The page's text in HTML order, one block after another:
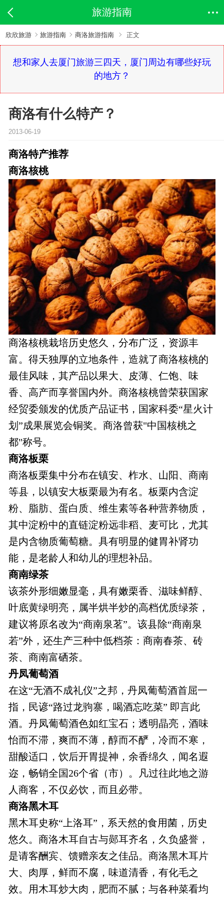
旅游指南
欣欣旅游 旅游指南 商洛旅游指南 正文
想和家人去厦门旅游三四天，厦门周边有哪些好玩
的地方？
商洛有什么特产？
2013-06-19
商洛特产推荐
商洛核桃
商洛核桃栽培历史悠久，分布广泛，资源丰
富。得天独厚的立地条件，造就了商洛核桃的
最佳风味，其产品以果大、皮薄、仁饱、味
香、高产而享誉国内外。商洛核桃曾荣获国家
经贸委颁发的优质产品证书，国家科委“星火计
划”成果展览会铜奖。商洛曾获"中国核桃之
都"称号。
商洛板栗
商洛板栗集中分布在镇安、柞水、山阳、商南
等县，以镇安大板栗最为有名。板栗内含淀
粉、脂肪、蛋白质、维生素等各种营养物质，
其中淀粉中的直链淀粉远非稻、麦可比，尤其
是内含物质葡萄糖。具有明显的健胃补肾功
能，是老龄人和幼儿的理想补品。
商南绿茶
该茶外形细嫩显毫，具有嫩栗香、滋味鲜醇、
叶底黄绿明亮，属半烘半炒的高档优质绿茶，
建议将原名改为“商南泉茗”。该县除“商南泉
若”外，还生产三种中低档茶：商南春茶、砖
茶、商南富硒茶。
丹凤葡萄酒
在这“无酒不成礼仪”之邦，丹凤葡萄酒首屈一
指，民谚“路过龙驹寨，喝酒忘吃菜” 即言此
酒。丹凤葡萄酒色如红宝石；透明晶亮，酒味
怡而不滞，爽而不薄，醇而不酽，冷而不寒，
甜酸适口，饮后开胃提神，余香绵久，闻名遐
迩，畅销全国26个省（市）。凡过往此地之游
人商客，不仅必饮，而且必带。
商洛黑木耳
黑木耳史称“上洛耳”，系天然的食用菌，历史
悠久。商洛木耳自古与郧耳齐名，久负盛誉，
是请客酬宾、馈赠亲友之佳品。商洛黑木耳片
大、肉厚，鲜而不腐，味道清香，有化毛之
效。用木耳炒大肉，肥而不腻；与各种菜看均